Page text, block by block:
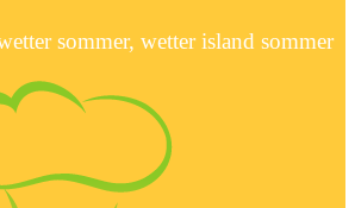
sommer, wetter island sommer